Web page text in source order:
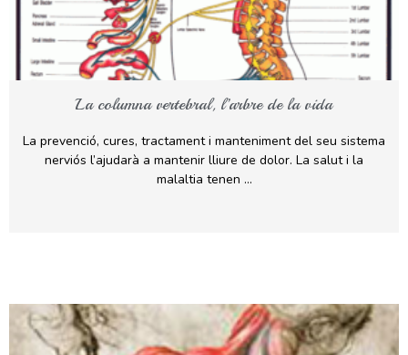
La columna vertebral, l’arbre de la vida
La prevenció, cures, tractament i manteniment del seu sistema
nerviós l’ajudarà a mantenir lliure de dolor. La salut i la
malaltia tenen …